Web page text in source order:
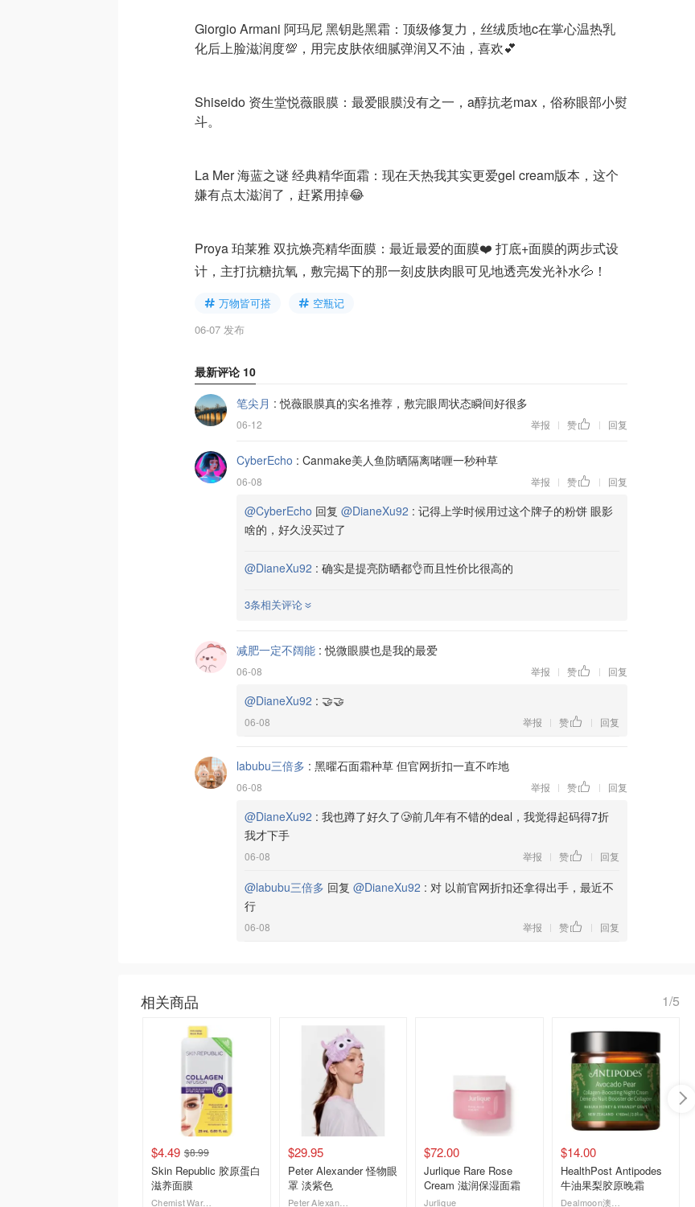
Giorgio Armani 阿玛尼 黑钥匙黑霜：顶级修复力，丝绒质地c在掌心温热乳
化后上脸滋润度💯，用完皮肤依细腻弹润又不油，喜欢💕
Shiseido 资生堂悦薇眼膜：最爱眼膜没有之一，a醇抗老max，俗称眼部小熨
斗。
La Mer 海蓝之谜 经典精华面霜：现在天热我其实更爱gel cream版本，这个
嫌有点太滋润了，赶紧用掉😂
Proya 珀莱雅 双抗焕亮精华面膜：最近最爱的面膜❤️ 打底+面膜的两步式设
计，主打抗糖抗氧，敷完揭下的那一刻皮肤肉眼可见地透亮发光补水💦！
万物皆可搭
空瓶记
06-07 发布
最新评论 10
笔尖月 :悦薇眼膜真的实名推荐，敷完眼周状态瞬间好很多
06-12 举报 | 赞 | 回复
CyberEcho : Canmake美人鱼防晒隔离啫喱一秒种草
06-08 举报 | 赞 | 回复
@CyberEcho 回复 @DianeXu92 : 记得上学时候用过这个牌子的粉饼 眼影
啥的，好久没买过了
@DianeXu92 : 确实是提亮防晒都👌而且性价比很高的
3条相关评论
减肥一定不阔能 :悦微眼膜也是我的最爱
06-08 举报 | 赞 | 回复
@DianeXu92 : 🤝🤝
06-08 举报 | 赞 | 回复
labubu三倍多 : 黑曜石面霜种草 但官网折扣一直不咋地
06-08 举报 | 赞 | 回复
@DianeXu92 : 我也蹲了好久了🥲前几年有不错的deal，我觉得起码得7折
我才下手
06-08 举报 | 赞 | 回复
@labubu三倍多 回复 @DianeXu92 : 对 以前官网折扣还拿得出手，最近不
行
06-08 举报 | 赞 | 回复
相关商品 1/5
$4.49 $8.99
Skin Republic 胶原蛋白
滋养面膜
Chemist Warehouse
$29.95
Peter Alexander 怪物眼
罩 淡紫色
Peter Alexander
$72.00
Jurlique Rare Rose
Cream 滋润保湿面霜
Jurlique
$14.00
HealthPost Antipodes
牛油果梨胶原晚霜